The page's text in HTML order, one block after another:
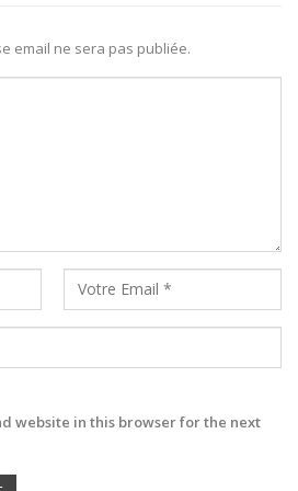
email ne sera pas publiée.
website in this browser for the next